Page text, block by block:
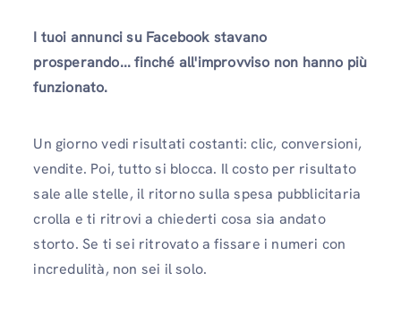
I tuoi annunci su Facebook stavano
prosperando... finché all'improvviso non hanno più
funzionato.
Un giorno vedi risultati costanti: clic, conversioni,
vendite. Poi, tutto si blocca. Il costo per risultato
sale alle stelle, il ritorno sulla spesa pubblicitaria
crolla e ti ritrovi a chiederti cosa sia andato
storto. Se ti sei ritrovato a fissare i numeri con
incredulità, non sei il solo.